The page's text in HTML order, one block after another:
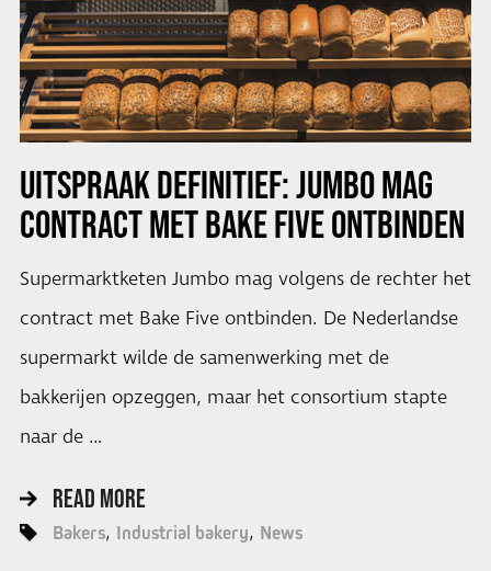
UITSPRAAK DEFINITIEF: JUMBO MAG
CONTRACT MET BAKE FIVE ONTBINDEN
Supermarktketen Jumbo mag volgens de rechter het
contract met Bake Five ontbinden. De Nederlandse
supermarkt wilde de samenwerking met de
bakkerijen opzeggen, maar het consortium stapte
naar de …
READ MORE
Bakers Industrial bakery News